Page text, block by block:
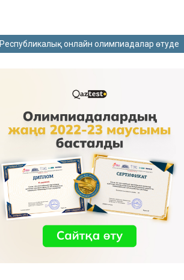
Республикалық онлайн олимпиадалар өтуде